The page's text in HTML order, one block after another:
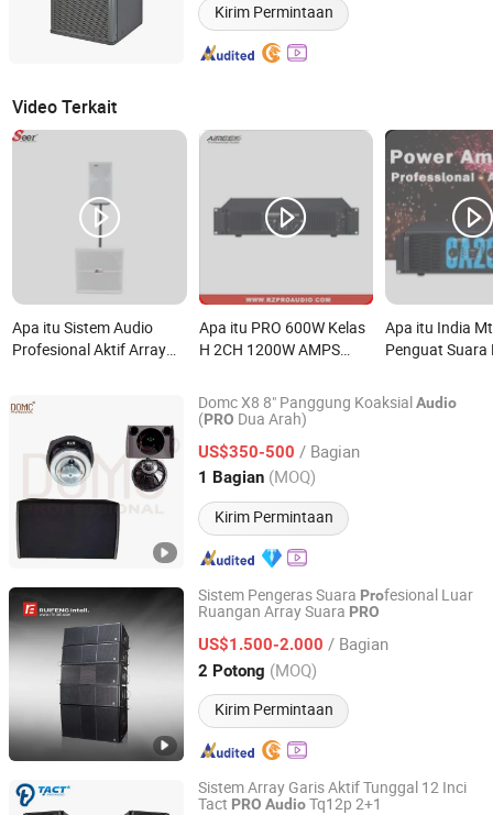
Kirim Permintaan
Video Terkait
Apa itu Sistem Audio
Profesional Aktif Array
Apa itu PRO 600W Kelas
H 2CH 1200W AMPS
Pembicara Audio
Apa itu India
Penguat Suara
Domc X8 8" Panggung KoaksialAudio
(PRO Dua Arah)
US$350-500 / Bagian
1 Bagian (MOQ)
Kirim Permintaan
Weifang Domc Audio Co., Ltd
Shandong, China Harga mulai 2025
Sistem Pengeras Suara Profesional Luar
Ruangan Array Suara PRO
US$1.500-2.000 / Bagian
2 Potong (MOQ)
Kirim Permintaan
Guangzhou Ruifeng Intelligence Technology Co., Ltd
Guangdong, China Harga mulai 2018
Sistem Array Garis Aktif Tunggal 12 Inci
Tact PRO AudioTq12p 2+1